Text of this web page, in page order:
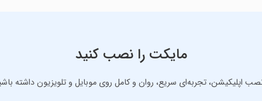
مایکت را نصب کنید
اپلیکیشن، تجربه‌ای سریع، روان و کامل روی موبایل و تلویزیون داشته